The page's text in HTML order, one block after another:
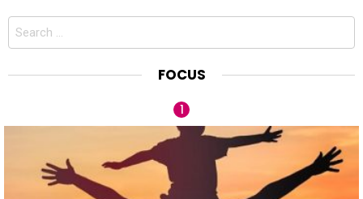
Search
FOCUS